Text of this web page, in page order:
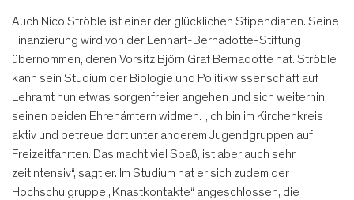
Auch Nico Ströble ist einer der glücklichen Stipendiaten. Seine
Finanzierung wird von der Lennart-Bernadotte-Stiftung
übernommen, deren Vorsitz Björn Graf Bernadotte hat. Ströble
kann sein Studium der Biologie und Politikwissenschaft auf
Lehramt nun etwas sorgenfreier angehen und sich weiterhin
seinen beiden Ehrenämtern widmen. „Ich bin im Kirchenkreis
aktiv und betreue dort unter anderem Jugendgruppen auf
Freizeitfahrten. Das macht viel Spaß, ist aber auch sehr
zeitintensiv“, sagt er. Im Studium hat er sich zudem der
Hochschulgruppe „Knastkontakte“ angeschlossen, die